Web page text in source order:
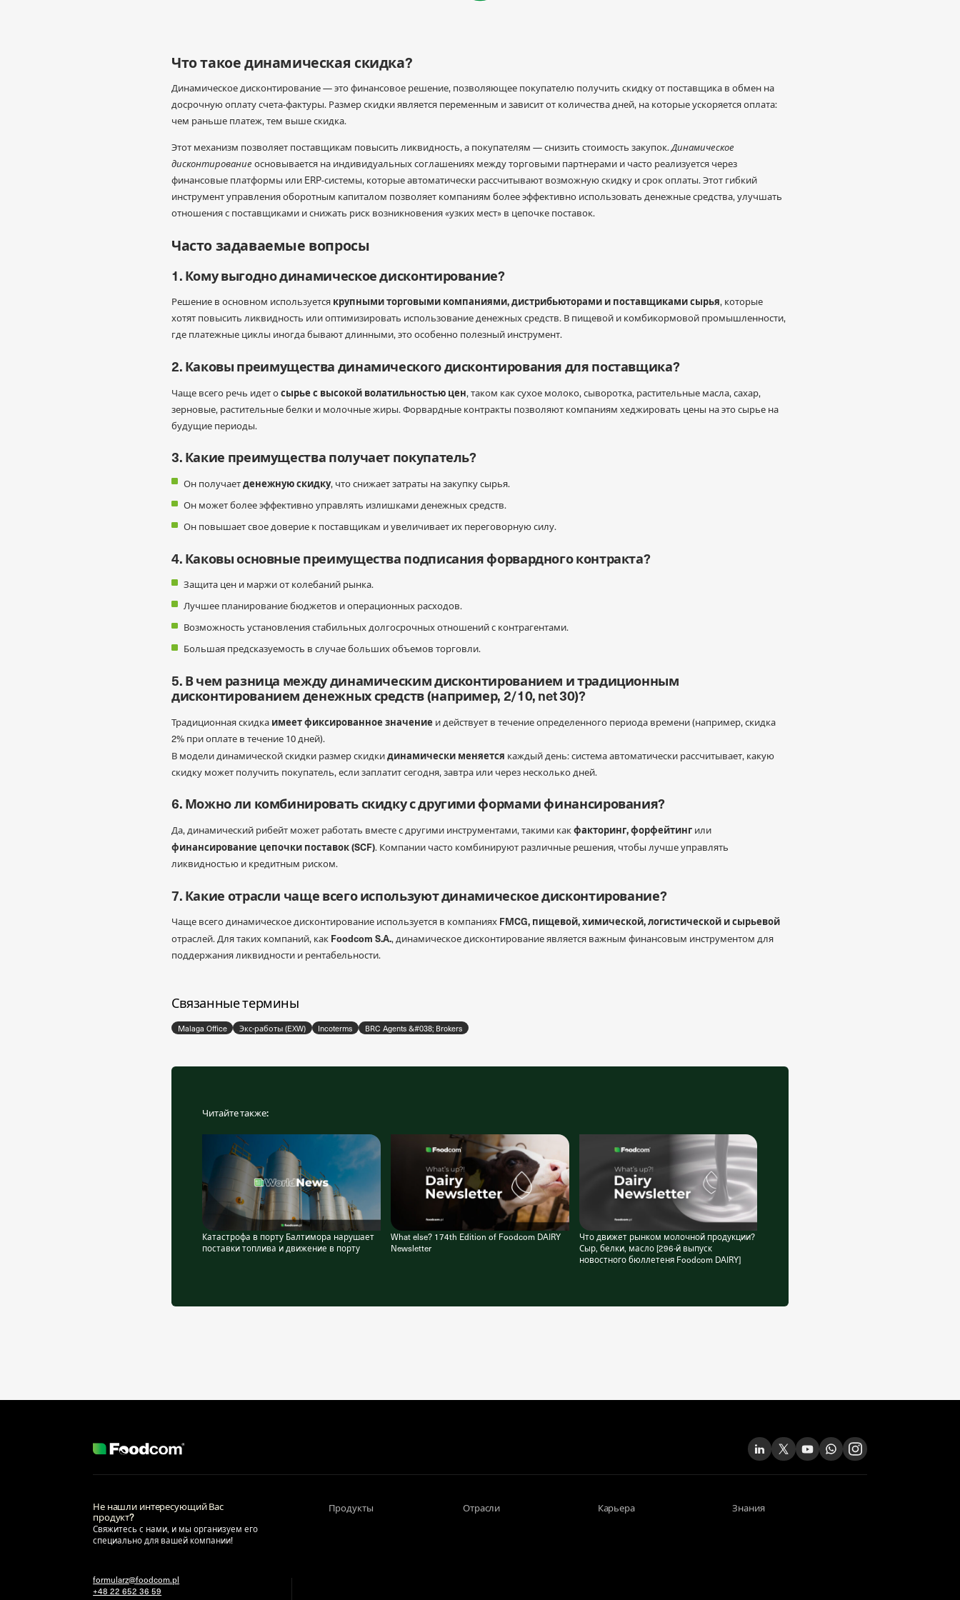
Что такое динамическая скидка?
Динамическое дисконтирование — это финансовое решение, позволяющее покупателю получить скидку от поставщика в обмен на
досрочную оплату счета-фактуры. Размер скидки является переменным и зависит от количества дней, на которые ускоряется оплата:
чем раньше платеж, тем выше скидка.
Этот механизм позволяет поставщикам повысить ликвидность, а покупателям — снизить стоимость закупок.Динамическое
дисконтирование основывается на индивидуальных соглашениях между торговыми партнерами и часто реализуется через
финансовые платформы или ERP-системы, которые автоматически рассчитывают возможную скидку и срок оплаты. Этот гибкий
инструмент управления оборотным капиталом позволяет компаниям более эффективно использовать денежные средства, улучшать
отношения с поставщиками и снижать риск возникновения «узких мест» в цепочке поставок.
Часто задаваемые вопросы
1. Кому выгодно динамическое дисконтирование?
Решение в основном используется крупными торговыми компаниями, дистрибьюторами и поставщиками сырья, которые
хотят повысить ликвидность или оптимизировать использование денежных средств. В пищевой и комбикормовой промышленности,
где платежные циклы иногда бывают длинными, это особенно полезный инструмент.
2. Каковы преимущества динамического дисконтирования для поставщика?
Чаще всего речь идет осырье с высокой волатильностью цен, таком как сухое молоко, сыворотка, растительные масла, сахар,
зерновые, растительные белки и молочные жиры. Форвардные контракты позволяют компаниям хеджировать цены на это сырье на
будущие периоды.
3. Какие преимущества получает покупатель?
Он получаетденежную скидку, что снижает затраты на закупку сырья.
Он может более эффективно управлять излишками денежных средств.
Он повышает свое доверие к поставщикам и увеличивает их переговорную силу.
4. Каковы основные преимущества подписания форвардного контракта?
Защита цен и маржи от колебаний рынка.
Лучшее планирование бюджетов и операционных расходов.
Возможность установления стабильных долгосрочных отношений с контрагентами.
Большая предсказуемость в случае больших объемов торговли.
5. В чем разница между динамическим дисконтированием и традиционным
дисконтированием денежных средств (например, 2/10, net 30)?
Традиционная скидка имеет фиксированное значениеи действует в течение определенного периода времени (например, скидка
2% при оплате в течение 10 дней).
В модели динамической скидки размер скидкидинамически меняется каждый день: система автоматически рассчитывает, какую
скидку может получить покупатель, если заплатит сегодня, завтра или через несколько дней.
6. Можно ли комбинировать скидку с другими формами финансирования?
Да, динамический рибейт может работать вместе с другими инструментами, такими какфакторинг, форфейтинг или
финансирование цепочки поставок (SCF). Компании часто комбинируют различные решения, чтобы лучше управлять
ликвидностью и кредитным риском.
7. Какие отрасли чаще всего используют динамическое дисконтирование?
Чаще всего динамическое дисконтирование используется в компаниях FMCG, пищевой, химической, логистической и сырьевой
отраслей. Для таких компаний, как Foodcom S.A., динамическое дисконтирование является важным финансовым инструментом для
поддержания ликвидности и рентабельности.
Связанные термины
Malaga Office Экс-работы (EXW) Incoterms BRC Agents &#038; Brokers
Читайте также:
Катастрофа в порту Балтимора нарушает
поставки топлива и движение в порту
What else? 174th Edition of Foodcom DAIRY
Newsletter
Что движет рынком молочной продукции?
Сыр, белки, масло [296-й выпуск
новостного бюллетеня Foodcom DAIRY]
Не нашли интересующий Вас
продукт?
Свяжитесь с нами, и мы организуем его
специально для вашей компании!
formularz@foodcom.pl
+48 22 652 36 59
Продукты Отрасли Карьера Знания